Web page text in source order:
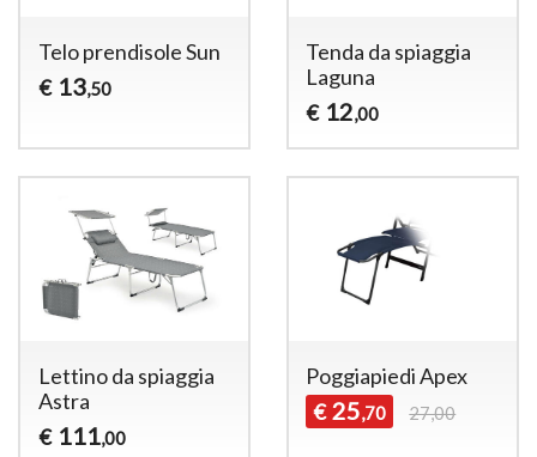
Telo prendisole Sun
€ 13,50
Tenda da spiaggia
Laguna
€ 12,00
Lettino da spiaggia
Astra
€ 111,00
Poggiapiedi Apex
€ 25,70 27,00